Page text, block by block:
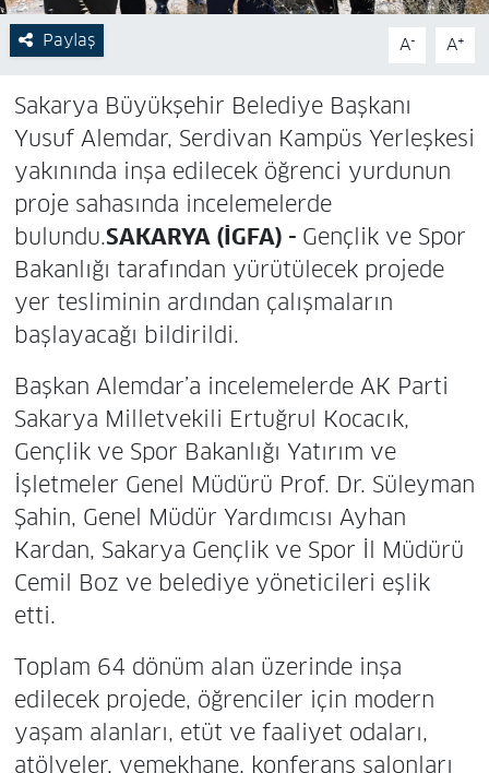
Paylaş A- A+
Sakarya Büyükşehir Belediye Başkanı
Yusuf Alemdar, Serdivan Kampüs Yerleşkesi
yakınında inşa edilecek öğrenci yurdunun
proje sahasında incelemelerde
bulundu.SAKARYA (İGFA) - Gençlik ve Spor
Bakanlığı tarafından yürütülecek projede
yer tesliminin ardından çalışmaların
başlayacağı bildirildi.
Başkan Alemdar’a incelemelerde AK Parti
Sakarya Milletvekili Ertuğrul Kocacık,
Gençlik ve Spor Bakanlığı Yatırım ve
İşletmeler Genel Müdürü Prof. Dr. Süleyman
Şahin, Genel Müdür Yardımcısı Ayhan
Kardan, Sakarya Gençlik ve Spor İl Müdürü
Cemil Boz ve belediye yöneticileri eşlik
etti.
Toplam 64 dönüm alan üzerinde inşa
edilecek projede, öğrenciler için modern
yaşam alanları, etüt ve faaliyet odaları,
atölyeler, yemekhane, konferans salonları